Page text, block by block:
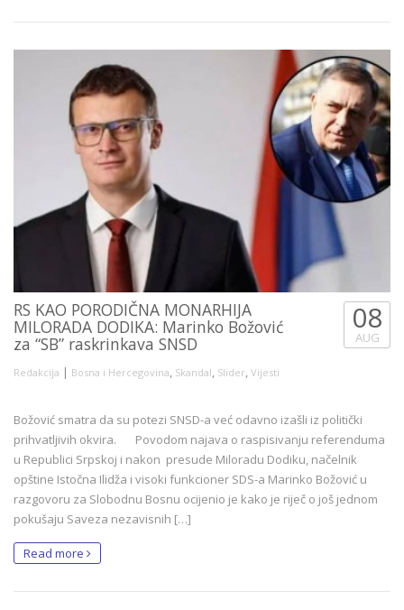
RS KAO PORODIČNA MONARHIJA
MILORADA DODIKA: Marinko Božović
za “SB” raskrinkava SNSD
Redakcija | Bosna i Hercegovina, Skandal, Slider, Vijesti
08
AUG
Božović smatra da su potezi SNSD-a već odavno izašli iz politički
prihvatljivih okvira. Povodom najava o raspisivanju referenduma
u Republici Srpskoj i nakon presude Miloradu Dodiku, načelnik
opštine Istočna Ilidža i visoki funkcioner SDS-a Marinko Božović u
razgovoru za Slobodnu Bosnu ocijenio je kako je riječ o još jednom
pokušaju Saveza nezavisnih […]
Read more